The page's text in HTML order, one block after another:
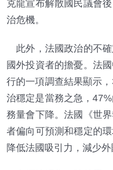
克龍宣布解散國民議會
治危機。
此外，法國政治的不
國外投資者的擔憂。法
行的一項調查結果顯示
治穩定是當務之急，
務量會下降。法國《世
者偏向可預測和穩定的
降低法國吸引力，減少外